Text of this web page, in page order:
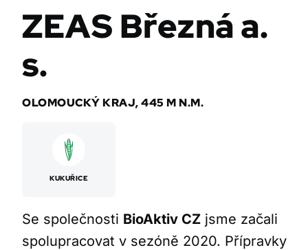
ZEAS Březná a.
s.
OLOMOUCKÝ KRAJ, 445 M N.M.
KUKUŘICE
Se společnosti BioAktiv CZ jsme začali
spolupracovat v sezóně 2020. Přípravky